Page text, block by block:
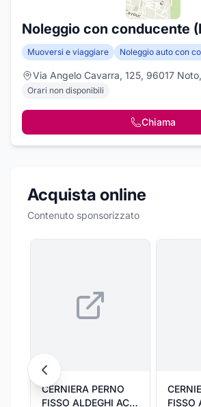
Noleggio con conducente
Muoversi e viaggiare Noleggio auto con
Via Angelo Cavarra, 125, 96017
Orari non disponibili
Chiama
Acquista online
Contenuto sponsorizzato
CERNIERA PERNO
FISSO ALDEGHI ACC
FISSO